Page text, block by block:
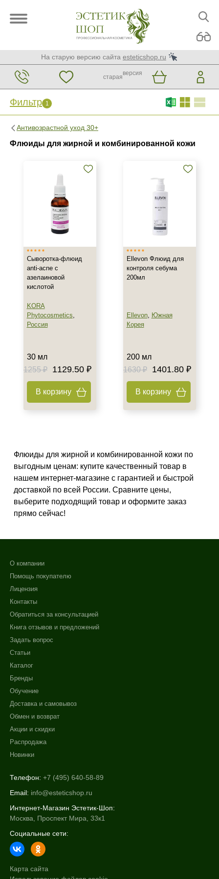
На старую версию сайта esteticshop.ru
старая
версия
Фильтр 1
Антивозрастной уход 30+
Флюиды для жирной и комбинированной кожи
Фильтр 1 Сброс
Показать еще
Тип товара
Флюид
Бустер
Гель
Показать еще
Гликолевый
Класс косметики
Домашняя
Тип кожи
Все типы кожи
Жирная
Зрелая
Любой возраст
Любой возраст (от 18 лет)
После 20
Показать еще
Действие
Восстановление
Матирование
Моделирование
Показать еще
Назначение против
Акне
Возрастные изменения
Воспаление
Показать еще
Применение
Под макияж
После пилинга
Результат
Гладкость
Сыворотка-флюид
anti-acne с
азелаиновой
кислотой
KORA
Phytocosmetics,
Россия
30 мл
1255 ₽
1129.50 ₽
В корзину
Ellevon Флюид для
контроля себума
200мл
Ellevon, Южная
Корея
200 мл
1630 ₽
1401.80 ₽
В корзину
Флюиды для жирной и комбинированной кожи по
выгодным ценам: купите качественный товар в
нашем интернет-магазине с гарантией и быстрой
доставкой по всей России. Сравните цены,
выберите подходящий товар и оформите заказ
прямо сейчас!
О компании
Помощь покупателю
Лицензия
Контакты
Обратиться за консультацией
Книга отзывов и предложений
Задать вопрос
Статьи
Каталог
Бренды
Обучение
Доставка и самовывоз
Обмен и возврат
Акции и скидки
Распродажа
Новинки
Телефон: +7 (495) 640-58-89
Email: info@esteticshop.ru
Интернет-Магазин Эстетик-Шоп:
Москва, Проспект Мира, 33к1
Социальные сети:
Карта сайта